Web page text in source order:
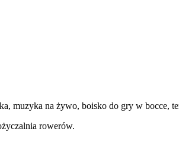
muzyka na żywo, boisko do gry w bocce,
rowerów.